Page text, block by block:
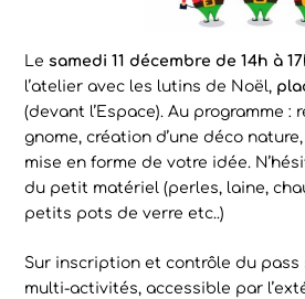
Lesamedi 11 décembre de 14h à
l’atelier avec les lutins de Noël,
(devant l’Espace). Au programme :
gnome, création d’une déco
mise en forme de votre idée.
du petit matériel (perles, laine,
petits pots de verre etc..)
Sur inscription et contrôle du pass
multi-activités, accessible par